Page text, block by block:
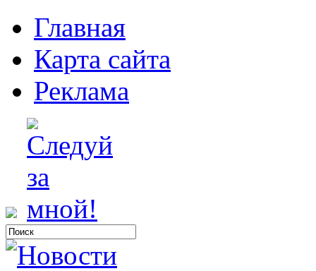
Главная
Карта сайта
Реклама